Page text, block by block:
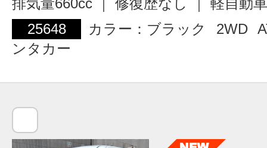
排気量660cc ｜ 修復歴なし ｜ 軽自動車
25648
カラー：ブラック 2WD
ンタカー